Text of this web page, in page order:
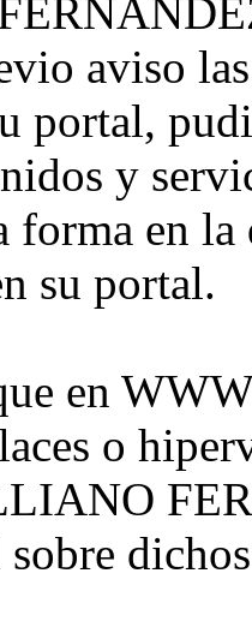
aviso
portal,
y
en la
su portal.
en
o